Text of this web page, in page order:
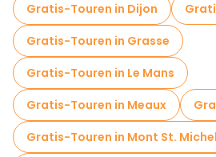
Gratis-Touren in Dijon
Gratis-Touren in Grasse
Gratis-Touren in Le Mans
Gratis-Touren in Meaux
Gratis-Touren in Mont St. Michel